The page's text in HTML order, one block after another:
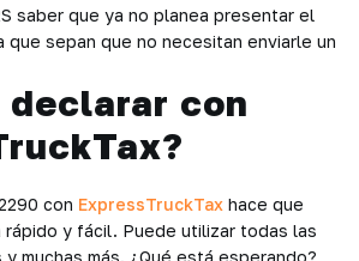
saber que ya no planea presentar el
que sepan que no necesitan enviarle un
declarar con
con ExpressTruckTax hace que
y fácil. Puede utilizar todas las
muchas más. ¿Qué está esperando?